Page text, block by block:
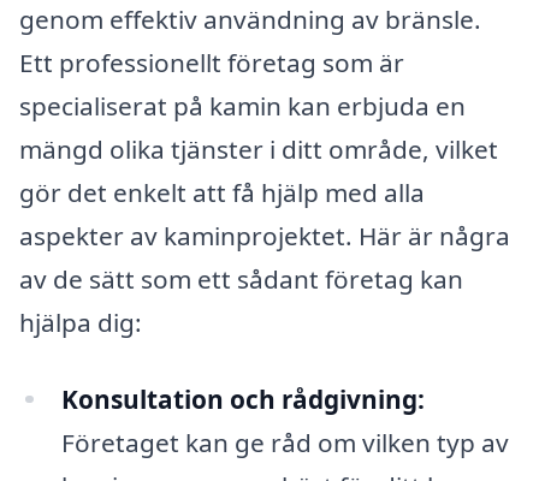
genom effektiv användning av bränsle.
Ett professionellt företag som är
specialiserat på kamin kan erbjuda en
mängd olika tjänster i ditt område, vilket
gör det enkelt att få hjälp med alla
aspekter av kaminprojektet. Här är några
av de sätt som ett sådant företag kan
hjälpa dig:
Konsultation och rådgivning:
Företaget kan ge råd om vilken typ av